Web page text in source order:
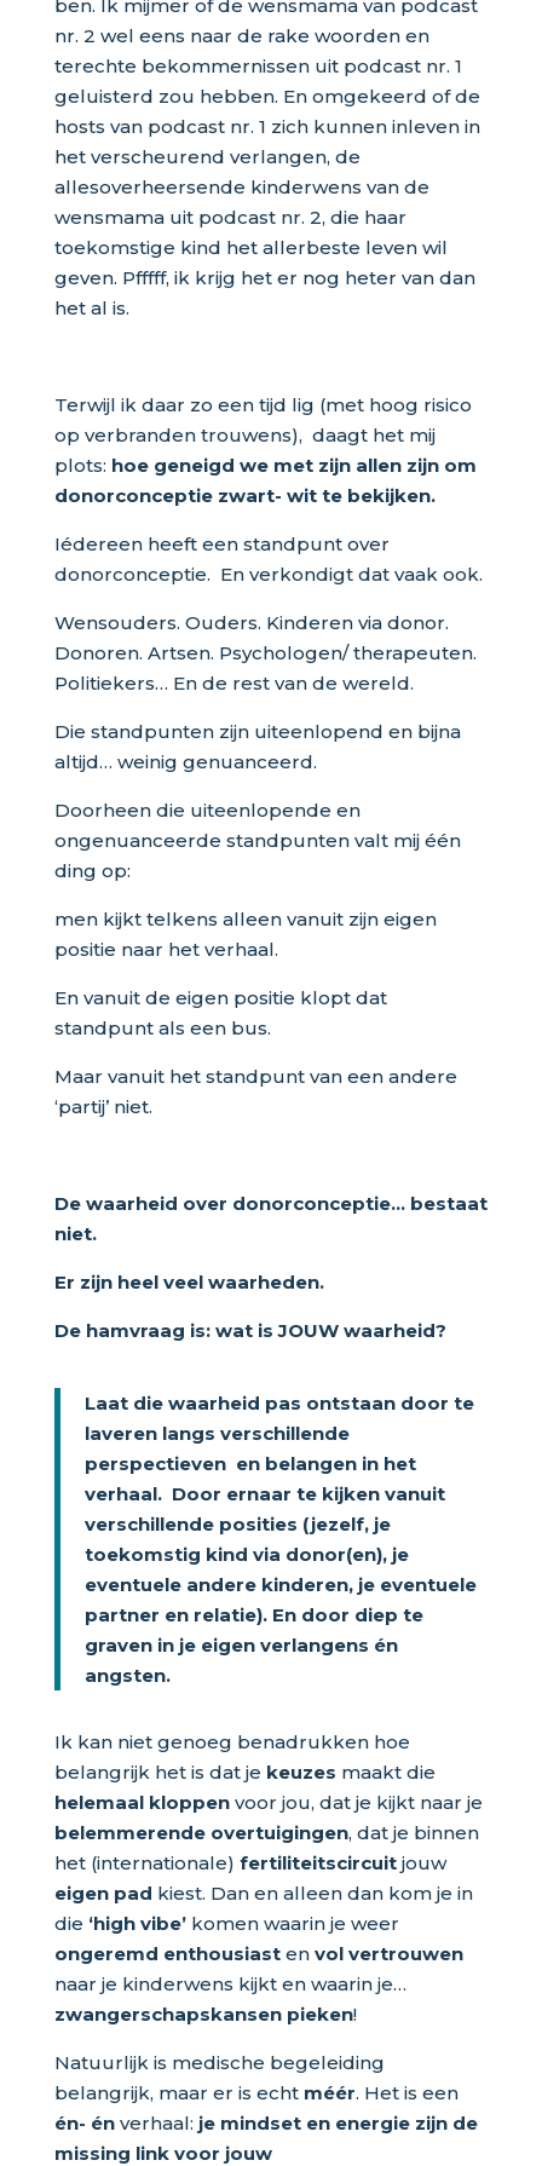
ben. Ik mijmer of de wensmama van podcast
nr. 2 wel eens naar de rake woorden en
terechte bekommernissen uit podcast nr. 1
geluisterd zou hebben. En omgekeerd of de
hosts van podcast nr. 1 zich kunnen inleven in
het verscheurend verlangen, de
allesoverheersende kinderwens van de
wensmama uit podcast nr. 2, die haar
toekomstige kind het allerbeste leven wil
geven. Pfffff, ik krijg het er nog heter van dan
het al is.
Terwijl ik daar zo een tijd lig (met hoog risico
op verbranden trouwens), daagt het mij
plots: hoe geneigd we met zijn allen zijn om
donorconceptie zwart- wit te bekijken.
Iédereen heeft een standpunt over
donorconceptie. En verkondigt dat vaak ook.
Wensouders. Ouders. Kinderen via donor.
Donoren. Artsen. Psychologen/ therapeuten.
Politiekers… En de rest van de wereld.
Die standpunten zijn uiteenlopend en bijna
altijd… weinig genuanceerd.
Doorheen die uiteenlopende en
ongenuanceerde standpunten valt mij één
ding op:
men kijkt telkens alleen vanuit zijn eigen
positie naar het verhaal.
En vanuit de eigen positie klopt dat
standpunt als een bus.
Maar vanuit het standpunt van een andere
‘partij’ niet.
De waarheid over donorconceptie… bestaat
niet.
Er zijn heel veel waarheden.
De hamvraag is: wat is JOUW waarheid?
Laat die waarheid pas ontstaan door te
laveren langs verschillende
perspectieven en belangen in het
verhaal. Door ernaar te kijken vanuit
verschillende posities (jezelf, je
toekomstig kind via donor(en), je
eventuele andere kinderen, je eventuele
partner en relatie). En door diep te
graven in je eigen verlangens én
angsten.
Ik kan niet genoeg benadrukken hoe
belangrijk het is dat je keuzes maakt die
helemaal kloppenvoor jou, dat je kijkt naar je
belemmerende overtuigingen, dat je binnen
het (internationale) fertiliteitscircuitjouw
eigen pad kiest. Dan en alleen dan kom je in
die ‘high vibe’komen waarin je weer
ongeremd enthousiasten vol vertrouwen
naar je kinderwens kijkt en waarin je…
zwangerschapskansen pieken!
Natuurlijk is medische begeleiding
belangrijk, maar er is echt méér. Het is een
én- énverhaal: je mindset en energie zijn de
missing link voor jouw